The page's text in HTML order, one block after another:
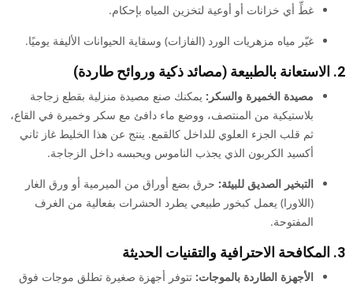
غطِّ أي خزانات أو أوعية لتخزين المياه بإحكام.
غيّر مياه مزهريات الورد (الفازات) وسقاية الحيوانات الأليفة يوميًا.
2. الاستعانة بالطبيعة (مصائد ذكية وروائح طاردة)
مصيدة الخميرة والسكر: يمكنك صنع مصيدة منزلية بقطع زجاجة
بلاستيكية من المنتصف، ووضع ماء دافئ مع سكر وخميرة في القاع،
ثم قلب الجزء العلوي للداخل كالقمع. ينتج عن هذا الخليط غاز ثاني
أكسيد الكربون الذي يجذب الناموس ويحبسه داخل الزجاجة.
التبخير الصديق للبيئة: حرق بضع أوراق من الميرمية أو ورق الغار
(اللاورا) يعمل كبخور طبيعي يطرد الحشرات بفعالية من الغرف
المفتوحة.
3. المكافحة الاحترافية والتقنيات الحديثة
الأجهزة الطاردة بالموجات: تتوفر أجهزة صغيرة تطلق موجات فوق